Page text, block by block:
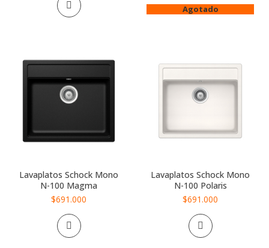
Agotado
Lavaplatos Schock Mono
N-100 Magma
$691.000
Lavaplatos Schock Mono
N-100 Polaris
$691.000